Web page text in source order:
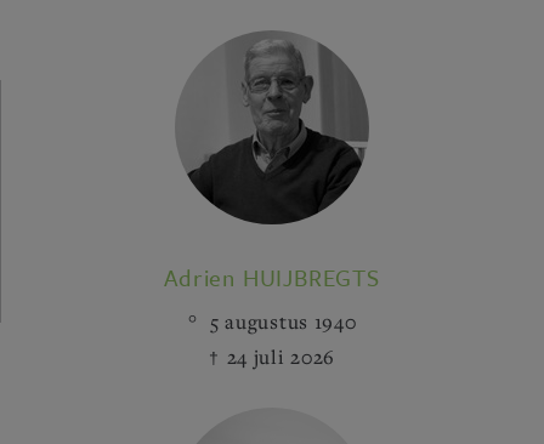
Adrien HUIJBREGTS
5 augustus 1940
24 juli 2026